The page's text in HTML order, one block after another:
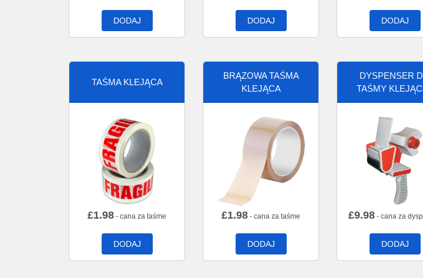
DODAJ DODAJ DODAJ
TAŚMA KLEJĄCA
£1.98 - cana za taśme
DODAJ
BRĄZOWA TAŚMA
KLEJĄCA
£1.98 - cana za taśme
DODAJ
DYSPENSER
TAŚMY
£9.98 - cana za
DODAJ